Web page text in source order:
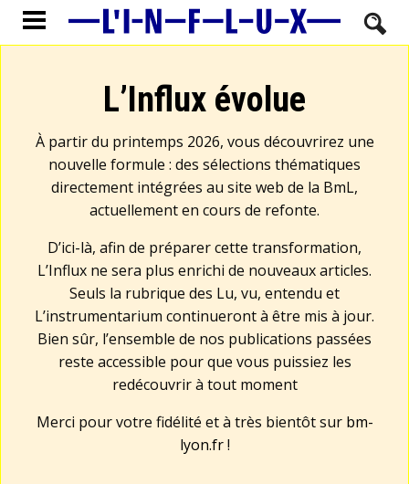
L’Influx évolue
À partir du printemps 2026, vous découvrirez une
nouvelle formule : des sélections thématiques
directement intégrées au site web de la BmL,
actuellement en cours de refonte.
D’ici-là, afin de préparer cette transformation,
L’Influx ne sera plus enrichi de nouveaux articles.
Seuls la rubrique des Lu, vu, entendu et
L’instrumentarium continueront à être mis à jour.
Bien sûr, l’ensemble de nos publications passées
reste accessible pour que vous puissiez les
redécouvrir à tout moment
Merci pour votre fidélité et à très bientôt sur bm-
lyon.fr!